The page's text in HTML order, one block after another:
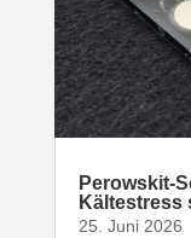
Perowskit-​
Kälte­stress
25. Juni 2026